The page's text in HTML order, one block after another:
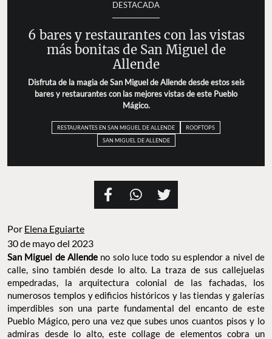
DESTACADA
6 bares y restaurantes con las vistas
más bonitas de San Miguel de
Allende
Disfruta de la magia de San Miguel de Allende desde estos
seis bares y restaurantes con las mejores vistas de este
Pueblo Mágico.
RESTAURANTES EN SAN MIGUEL DE ALLENDE
ROOFTOPS
SAN MIGUEL DE ALLENDE
PorElena Eguiarte
30 de mayo del 2023
San Miguel de Allendeno solo luce todo su esplendor a nivel de
calle, sino también desde lo alto. La traza de sus callejuelas
empedradas, la arquitectura colonial de las fachadas, los
numerosos templos y edificios históricos y las tiendas y galerías
imperdibles son una parte fundamental del encanto de este